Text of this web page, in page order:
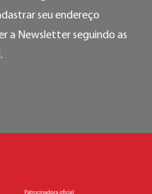
seu endereço
a Newsletter seguindo as